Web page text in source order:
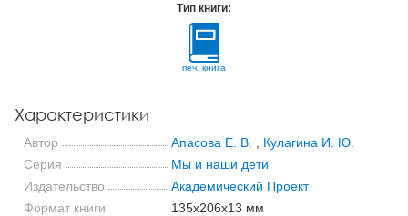
Тип книги:
печ. книга
Характеристики
Автор Апасова Е. В.
Кулагина И. Ю.
Серия
Мы и наши дети
Издательство
Академический Проект
Формат книги
135x206x13 мм